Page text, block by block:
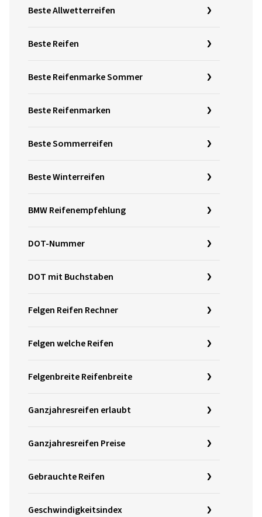
Beste Allwetterreifen
Beste Reifen
Beste Reifenmarke Sommer
Beste Reifenmarken
Beste Sommerreifen
Beste Winterreifen
BMW Reifenempfehlung
DOT-Nummer
DOT mit Buchstaben
Felgen Reifen Rechner
Felgen welche Reifen
Felgenbreite Reifenbreite
Ganzjahresreifen erlaubt
Ganzjahresreifen Preise
Gebrauchte Reifen
Geschwindigkeitsindex